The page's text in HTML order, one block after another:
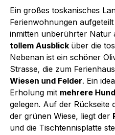
Ein großes toskanisches
Ferienwohnungen
inmitten unberührter Natur
tollem Ausblick über die
Nebenan ist ein schöner
Strasse, die zum
Wiesen und Felder. Ein
Erholung mit mehrere
gelegen. Auf der Rückseite
der grünen Wiese, liegt der
und die Tischtennisplatte